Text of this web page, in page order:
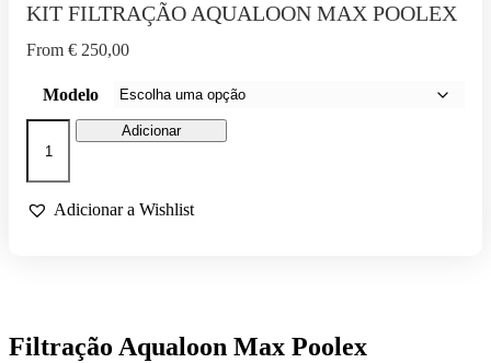
KIT FILTRAÇÃO AQUALOON MAX POOLEX
From € 250,00
Modelo
Quantidade
FILTRAÇÃO
AQUALOON
Adicionar
Adicionar a Wishlist
Filtração Aqualoon Max Poolex